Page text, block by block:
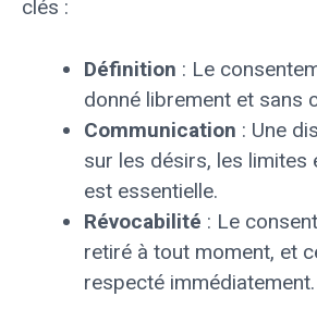
clés :
Définition : Le
donné librement et sans
Communication : Une
sur les désirs, les limites
est essentielle.
Révocabilité : Le
retiré à tout moment, et
respecté immédiatement.